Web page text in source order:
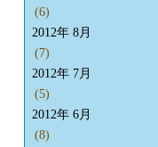
(6)
2012年 8月
(7)
2012年 7月
(5)
2012年 6月
(8)